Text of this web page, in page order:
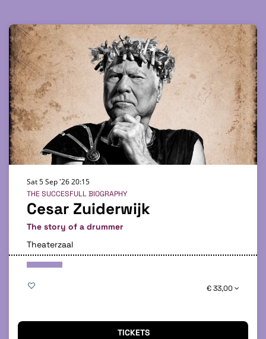
Cesar Zuiderwijk
The story of a drummer
THE SUCCESFULL BIOGRAPHY
Sat 5 Sep '2620:15
Theaterzaal
€ 33,00
TICKETS